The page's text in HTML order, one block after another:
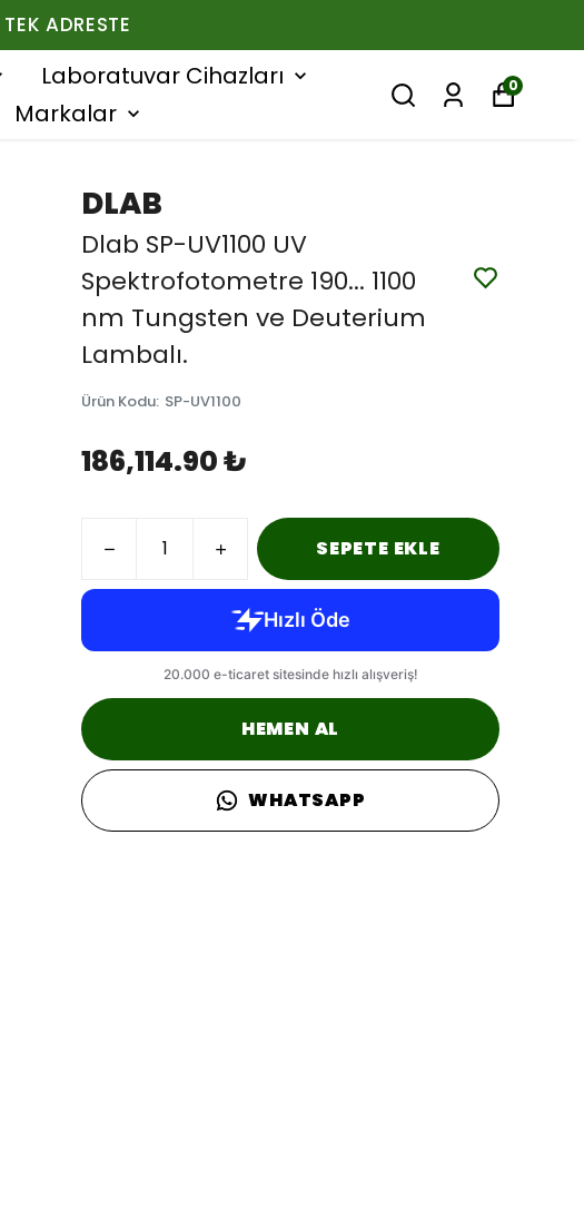
ADRESTE
Laboratuvar Cihazları
Markalar
0
DLAB
Dlab SP-UV1100 UV
Spektrofotometre 190... 1100
nm Tungsten ve Deuterium
Lambalı.
Ürün Kodu: SP-UV1100
186,114.90 ₺
SEPETE EKLE
HEMEN AL
WHATSAPP